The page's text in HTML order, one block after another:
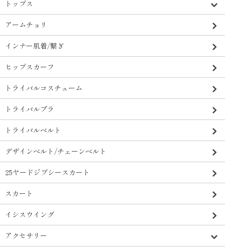
トップス
アームチョリ
インナー肌着/繋ぎ
ヒップスカーフ
トライバルコスチューム
トライバルブラ
トライバルベルト
デザインベルト/チェーンベルト
25ヤードジプシースカート
スカート
イシスウイング
アクセサリー